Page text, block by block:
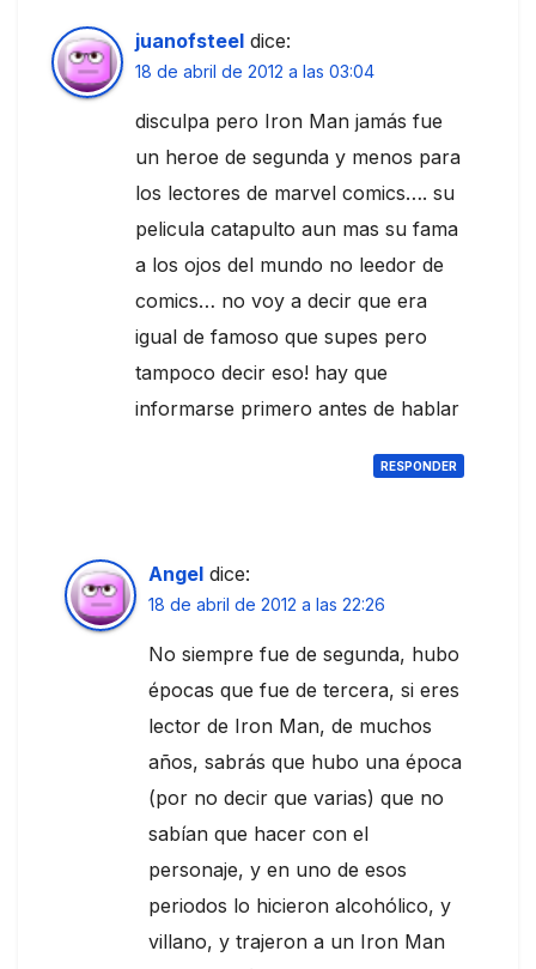
juanofsteel dice:
18 de abril de 2012 a las 03:04
disculpa pero Iron Man jamás fue
un heroe de segunda y menos para
los lectores de marvel comics…. su
pelicula catapulto aun mas su fama
a los ojos del mundo no leedor de
comics… no voy a decir que era
igual de famoso que supes pero
tampoco decir eso! hay que
informarse primero antes de hablar
RESPONDER
Angel dice:
18 de abril de 2012 a las 22:26
No siempre fue de segunda, hubo
épocas que fue de tercera, si eres
lector de Iron Man, de muchos
años, sabrás que hubo una época
(por no decir que varias) que no
sabían que hacer con el
personaje, y en uno de esos
periodos lo hicieron alcohólico, y
villano, y trajeron a un Iron Man